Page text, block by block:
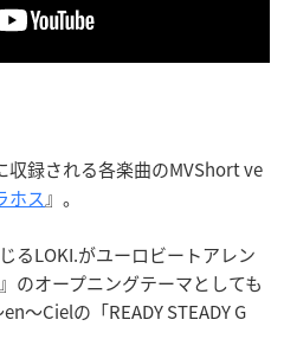
収録される各楽曲のMVShort ve
ホス』。
るLOKI.がユーロビートアレン
のオープニングテーマとしても
～Cielの「READY STEADY G